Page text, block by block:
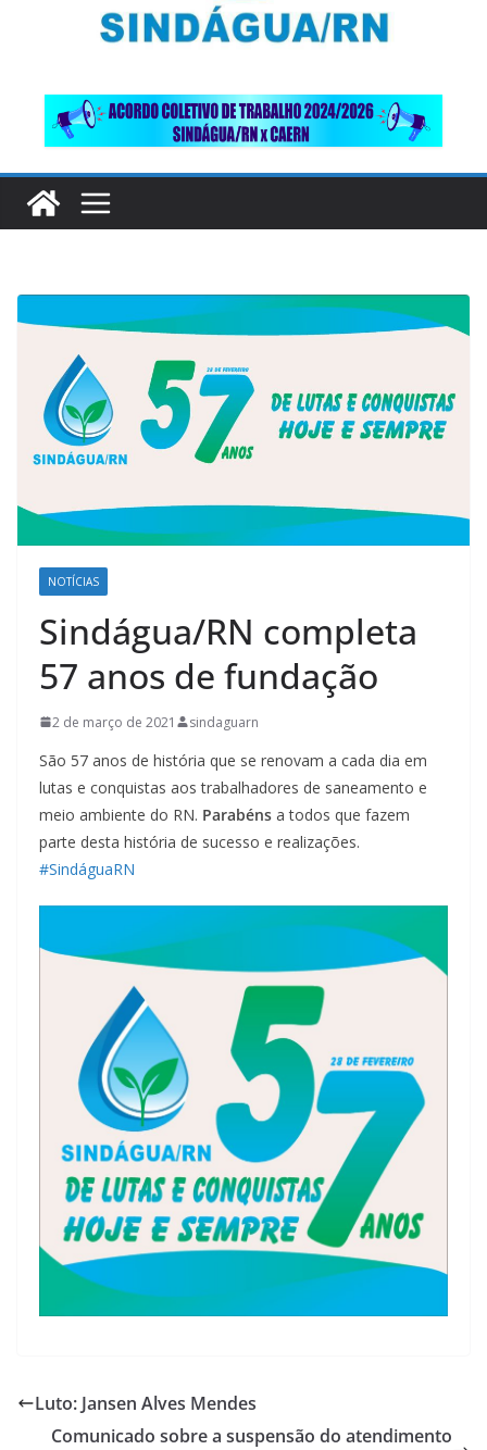
NOTÍCIAS
Sindágua/RN completa
57 anos de fundação
2 de março de 2021 sindaguarn
São 57 anos de história que se renovam a cada dia em
lutas e conquistas aos trabalhadores de saneamento e
meio ambiente do RN. Parabéns a todos que fazem
parte desta história de sucesso e realizações.
#SindáguaRN
Luto: Jansen Alves Mendes
Comunicado sobre a suspensão do atendimento